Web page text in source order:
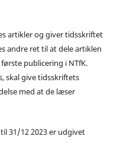
artikler og giver tidsskriftet
andre ret til at dele artiklen
publicering i NTfK.
skal give tidsskriftets
med at de læser
31/12 2023 er udgivet